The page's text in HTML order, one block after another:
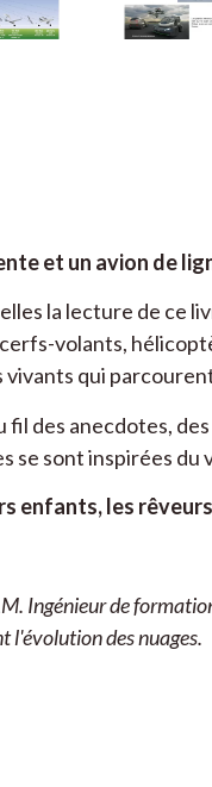
et un avion de
la lecture de ce
volants,
qui
fil des anecdotes,
se sont inspirées
enfants, les
Ingénieur de
l'évolution des nuages.